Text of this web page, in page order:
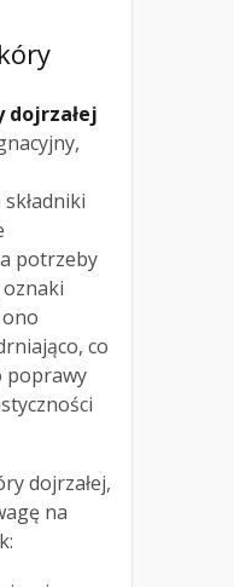
dojrzałej
potrzeby
ono
co
poprawy
dojrzałej,
na